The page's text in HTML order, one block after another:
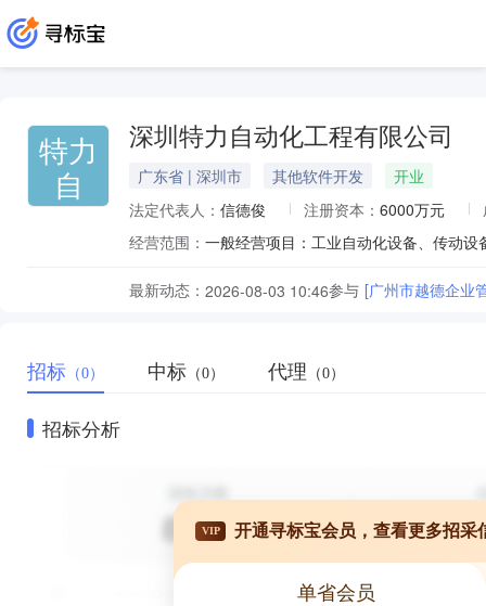
特力
自
深圳特力自动化工程有限公司
广东省 | 深圳市 其他软件开发
开业
法定代表人： 信德俊 注册资本： 6000万元
经营范围：
最新动态： 2026-08-03 10:46参与 [广州市越德企业
招标 （0） 中标 （0） 代理 （0）
招标分析
VIP 开通寻标宝会员，查看更多招采
单省会员